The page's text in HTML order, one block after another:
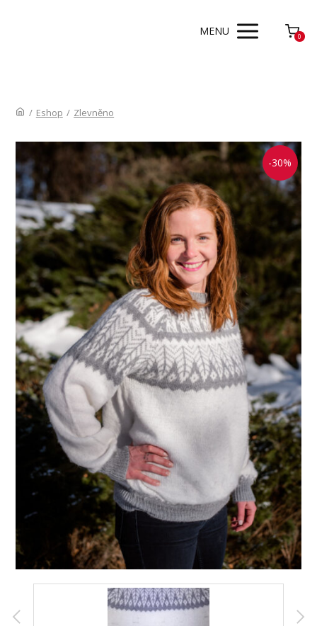
MENU 0
/ Eshop / Zlevněno
-30%